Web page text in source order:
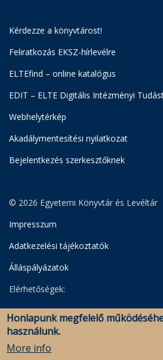
Kérdezze a könyvtárost!
Feliratkozás EKSZ-hírlevélre
ELTEfind – online katalógus
EDIT – ELTE Digitális Intézményi
Webhelytérkép
Akadálymentesítési nyilatkozat
Bejelentkezés szerkesztőknek
© 2026 Egyetemi Könyvtár és Levéltár
Impresszum
Adatkezelési tájékoztatók
Álláspályázatok
Elérhetőségek:
Egyetemi Könyvtár
Levéltár
Savaria Könyvtár és Levéltár
Honlapunk megfelelő
használunk.
More info